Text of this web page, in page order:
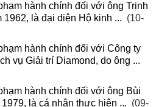
hành chính đối với ông Trịnh
là đại diện Hộ kinh ... (10-
hành chính đối với Công ty
vụ Giải trí Diamond, do ông ...
hành chính đối với ông Bùi
là cá nhân thực hiện ... (09-